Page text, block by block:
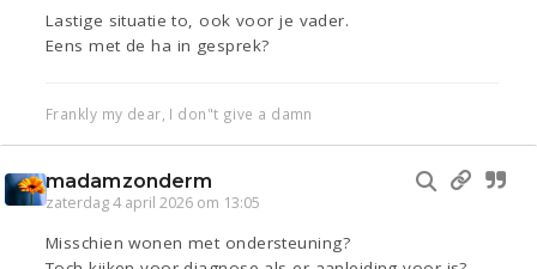
Lastige situatie to, ook voor je vader.
Eens met de ha in gesprek?
Frankly my dear, I don"t give a damn
madamzonderm
zaterdag 4 april 2026 om 13:05
Misschien wonen met ondersteuning?